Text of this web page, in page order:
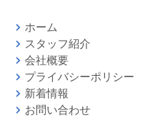
ホーム
スタッフ紹介
会社概要
プライバシーポリシー
新着情報
お問い合わせ